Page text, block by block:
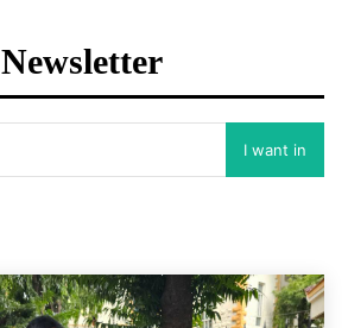
Newsletter
I want in